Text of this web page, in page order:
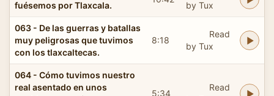
fuésemos por Tlaxcala.
by Tux
063 - De las guerras y batallas
muy peligrosas que tuvimos
con los tlaxcaltecas.
8:18
Read
by Tux
064 - Cómo tuvimos nuestro
real asentado en unos
5:34
Read